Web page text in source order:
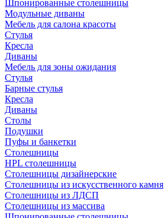
Шпонированные столешницы
Модульные диваны
Мебель для салона красоты
Стулья
Кресла
Диваны
Мебель для зоны ожидания
Стулья
Барные стулья
Кресла
Диваны
Столы
Подушки
Пуфы и банкетки
Столешницы
HPL столешницы
Столешницы дизайнерские
Столешницы из искусственного камня
Столешницы из ЛДСП
Столешницы из массива